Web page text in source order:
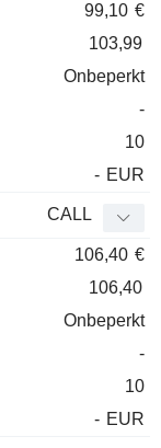
99,10 €
103,99
Onbeperkt
-
10
- EUR
CALL
106,40 €
106,40
Onbeperkt
-
10
- EUR